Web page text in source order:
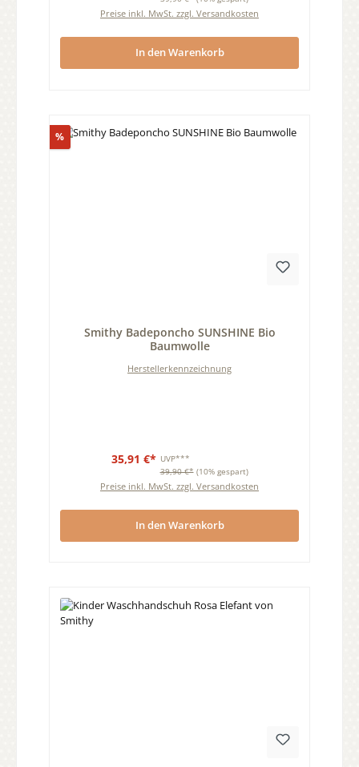
Preise inkl. MwSt. zzgl. Versandkosten
In den Warenkorb
%Rabatt
Smithy Badeponcho SUNSHINE Bio
Baumwolle
Herstellerkennzeichnung
35,91 €* UVP***
39,90 €* (10% gespart)
Preise inkl. MwSt. zzgl. Versandkosten
In den Warenkorb